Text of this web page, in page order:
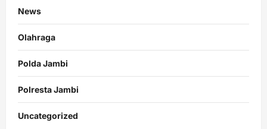
News
Olahraga
Polda Jambi
Polresta Jambi
Uncategorized